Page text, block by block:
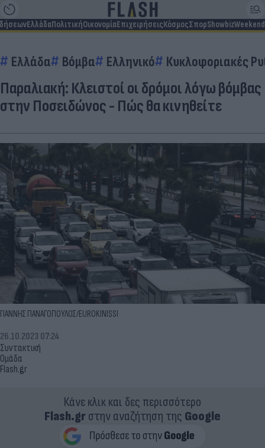
ΕλλάδαΠολιτικήΟικονομίαΕπιχειρήσειςΚόσμοςΣπορShowbizWeekend
Ελλάδα Βόμβα Ελληνικό Κυκλοφοριακές
Παραλιακή: Κλειστοί οι δρόμοι λόγω βόμβας
στην Ποσειδώνος - Πώς θα κινηθείτε
ΓΙΑΝΝΗΣ ΠΑΝΑΓΟΠΟΥΛΟΣ/EUROKINISSI
Συντακτική
Ομάδα
Flash.gr
26.10.2023 07:24
Κάνε κλικ και δες περισσότερο
Flash.grστην αναζήτηση της Google